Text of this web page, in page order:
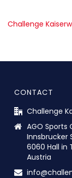
Challenge
CONTACT
Challenge
AGO Sports
Innsbrucker
6060 Hall in
Austria